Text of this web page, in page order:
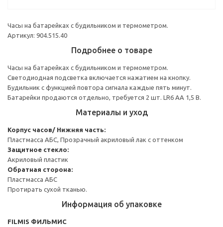
Часы на батарейках с будильником и термометром.
Артикул: 904.515.40
Подробнее о товаре
Часы на батарейках с будильником и термометром.
Светодиодная подсветка включается нажатием на кнопку.
Будильник с функцией повтора сигнала каждые пять минут.
Батарейки продаются отдельно, требуется 2 шт. LR6 АА 1,5 В.
Материалы и уход
Корпус часов/ Нижняя часть:
Пластмасса АБС, Прозрачный акриловый лак с оттенком
Защитное стекло:
Акриловый пластик
Обратная сторона:
Пластмасса АБС
Протирать сухой тканью.
Информация об упаковке
FILMIS ФИЛЬМИС